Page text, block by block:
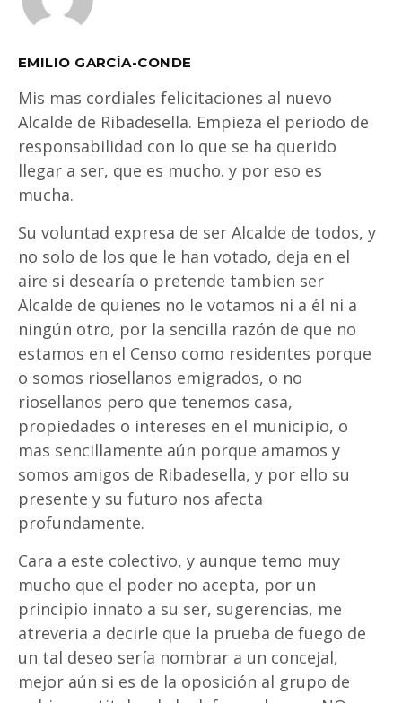
EMILIO GARCÍA-CONDE
Mis mas cordiales felicitaciones al nuevo
Alcalde de Ribadesella. Empieza el periodo de
responsabilidad con lo que se ha querido
llegar a ser, que es mucho. y por eso es
mucha.
Su voluntad expresa de ser Alcalde de todos, y
no solo de los que le han votado, deja en el
aire si desearía o pretende tambien ser
Alcalde de quienes no le votamos ni a él ni a
ningún otro, por la sencilla razón de que no
estamos en el Censo como residentes porque
o somos riosellanos emigrados, o no
riosellanos pero que tenemos casa,
propiedades o intereses en el municipio, o
mas sencillamente aún porque amamos y
somos amigos de Ribadesella, y por ello su
presente y su futuro nos afecta
profundamente.
Cara a este colectivo, y aunque temo muy
mucho que el poder no acepta, por un
principio innato a su ser, sugerencias, me
atreveria a decirle que la prueba de fuego de
un tal deseo sería nombrar a un concejal,
mejor aún si es de la oposición al grupo de